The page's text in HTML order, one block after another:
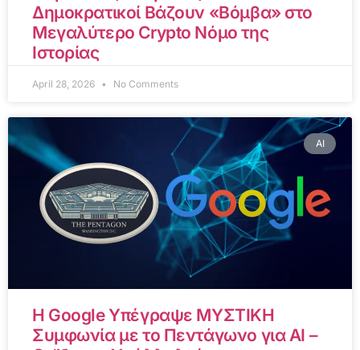
Δημοκρατικοί Βάζουν «Βόμβα» στο
Μεγαλύτερο Crypto Νόμο της
Ιστορίας
April 28, 2026 No Comments
AI
Η Google Υπέγραψε ΜΥΣΤΙΚΗ
Συμφωνία με το Πεντάγωνο για AI –